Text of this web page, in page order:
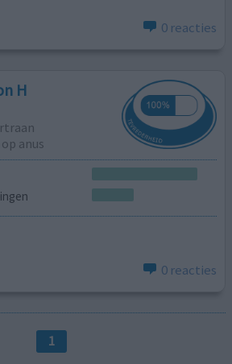
0 reacties
H
anus
0 reacties
1